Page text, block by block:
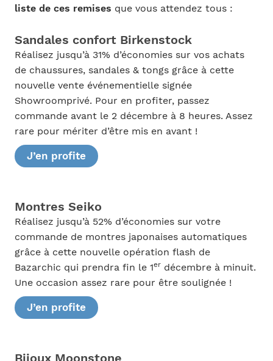
liste de ces remises que vous attendez tous :
Sandales confort Birkenstock
Réalisez jusqu’à 31% d’économies sur vos achats
de chaussures, sandales & tongs grâce à cette
nouvelle vente événementielle signée
Showroomprivé. Pour en profiter, passez
commande avant le 2 décembre à 8 heures. Assez
rare pour mériter d’être mis en avant !
J’en profite
Montres Seiko
Réalisez jusqu’à 52% d’économies sur votre
commande de montres japonaises automatiques
grâce à cette nouvelle opération flash de
Bazarchic qui prendra fin le 1erdécembre à minuit.
Une occasion assez rare pour être soulignée !
J’en profite
Bijoux Moonstone